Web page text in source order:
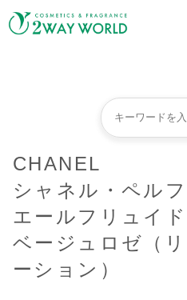
CHANEL
シャネル・ペル
エールフリュイ
ベージュロゼ（
ーション）